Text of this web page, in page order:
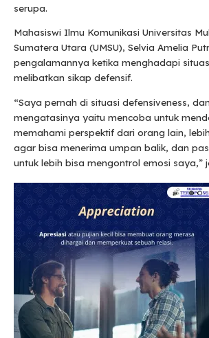
serupa.
Mahasiswi Ilmu Komunikasi Universitas
Sumatera Utara (UMSU), Selvia Amelia
pengalamannya ketika menghadapi
melibatkan sikap defensif.
“Saya pernah di situasi defensiveness,
mengatasinya yaitu mencoba untuk
memahami perspektif dari orang lain,
agar bisa menerima umpan balik, dan
untuk lebih bisa mengontrol emosi saya,”